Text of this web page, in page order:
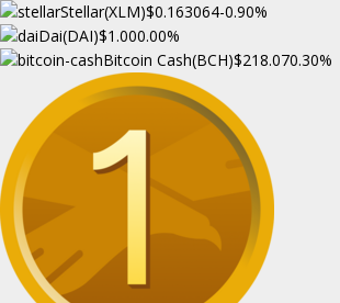
Stellar(XLM)$0.163064-0.90%
Dai(DAI)$1.000.00%
Bitcoin Cash(BCH)$218.070.30%